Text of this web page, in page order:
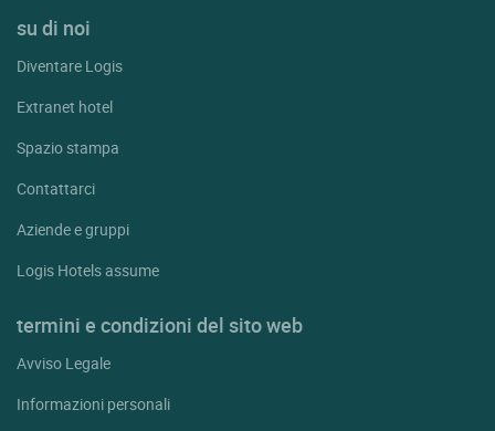
su di noi
Diventare Logis
Extranet hotel
Spazio stampa
Contattarci
Aziende e gruppi
Logis Hotels assume
termini e condizioni del sito web
Avviso Legale
Informazioni personali